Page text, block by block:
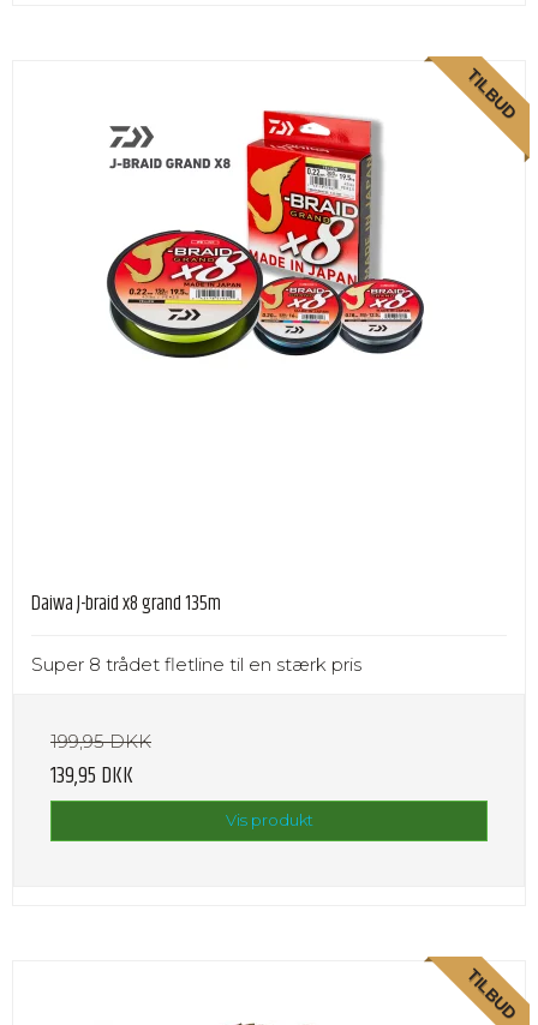
TILBUD
Daiwa J-braid x8 grand 135m
Super 8 trådet fletline til en stærk pris
199,95 DKK
139,95 DKK
Vis produkt
TILBUD